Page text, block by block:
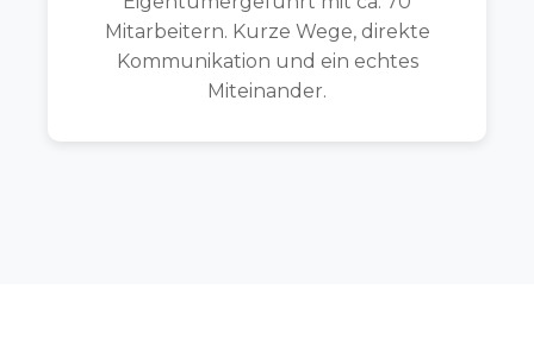
Mitarbeitern. Kurze Wege, direkte
Kommunikation und ein echtes
Miteinander.